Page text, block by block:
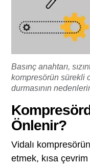
Basınç anahtarı,
kompresörün sürekli
durmasının
Önlenir?
Vidalı
etmek, kısa